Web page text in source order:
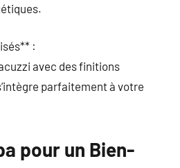
:
avec des finitions
parfaitement à votre
pour un Bien-